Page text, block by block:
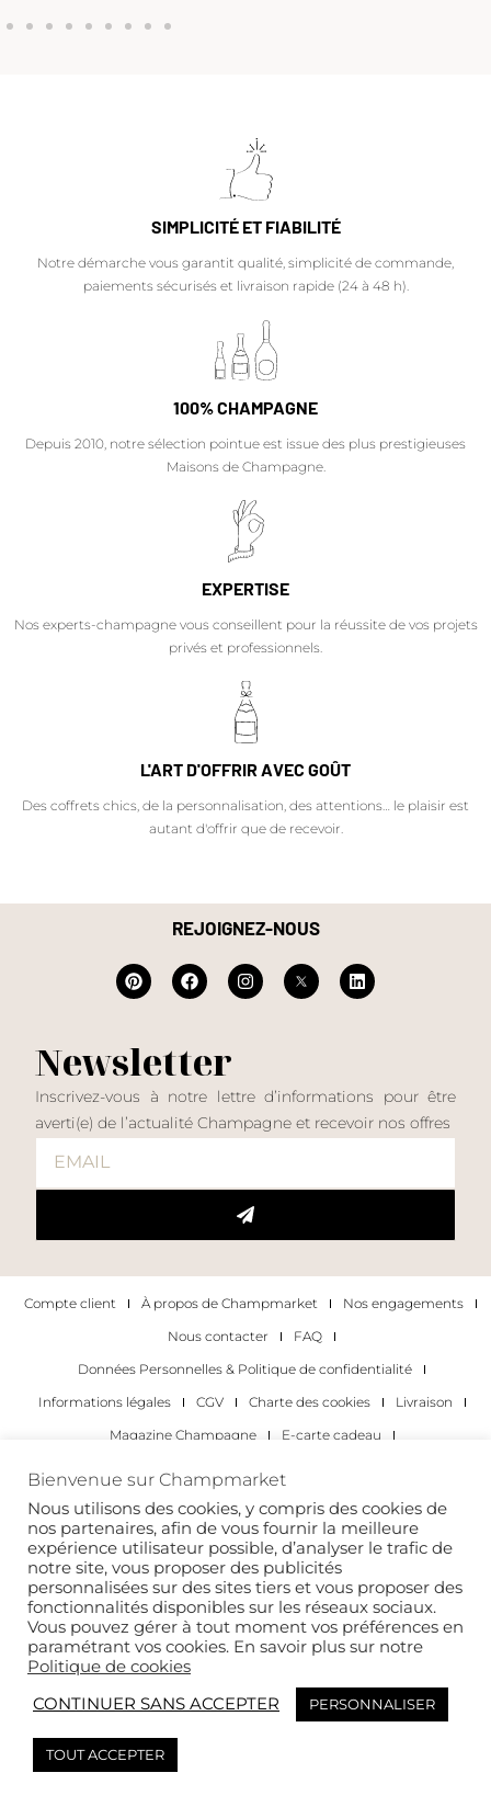
SIMPLICITÉ ET FIABILITÉ
Notre démarche vous garantit qualité, simplicité de commande,
paiements sécurisés et livraison rapide (24 à 48 h).
100% CHAMPAGNE
Depuis 2010, notre sélection pointue est issue des plus prestigieuses
Maisons de Champagne.
EXPERTISE
Nos experts-champagne vous conseillent pour la réussite de vos projets
privés et professionnels.
L'ART D'OFFRIR AVEC GOÛT
Des coffrets chics, de la personnalisation, des attentions… le plaisir est
autant d'offrir que de recevoir.
REJOIGNEZ-NOUS
Newsletter
Inscrivez-vous à notre lettre d’informations pour être
averti(e) de l’actualité Champagne et recevoir nos offres
Compte client À propos de Champmarket
Nos engagements
Nous contacter
FAQ
Données Personnelles & Politique de confidentialité
Informations légales
CGV Charte des cookies
Livraison
Magazine Champagne
E-carte cadeau
Les occasions pour déguster du champagne
Pour les particuliers
Pour les entreprises
Copyright 2022 © tous droits réservés. Champmarket.
Bienvenue sur Champmarket
Nous utilisons des cookies, y compris des cookies de
nos partenaires, afin de vous fournir la meilleure
expérience utilisateur possible, d’analyser le trafic de
notre site, vous proposer des publicités
personnalisées sur des sites tiers et vous proposer des
fonctionnalités disponibles sur les réseaux sociaux.
Vous pouvez gérer à tout moment vos préférences en
paramétrant vos cookies. En savoir plus sur notre
Politique de cookies
CONTINUER SANS ACCEPTER
PERSONNALISER
TOUT ACCEPTER